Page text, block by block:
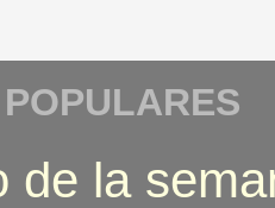
de la